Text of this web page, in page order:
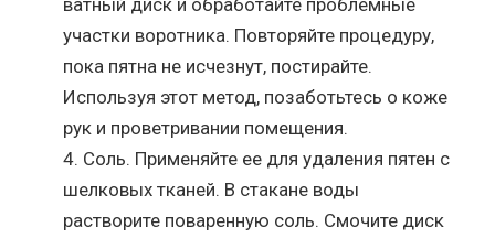
участки воротника. Повторяйте процедуру,
пока пятна не исчезнут, постирайте.
Используя этот метод, позаботьтесь о коже
рук и проветривании помещения.
Соль. Применяйте ее для удаления пятен с
шелковых тканей. В стакане воды
растворите поваренную соль. Смочите диск